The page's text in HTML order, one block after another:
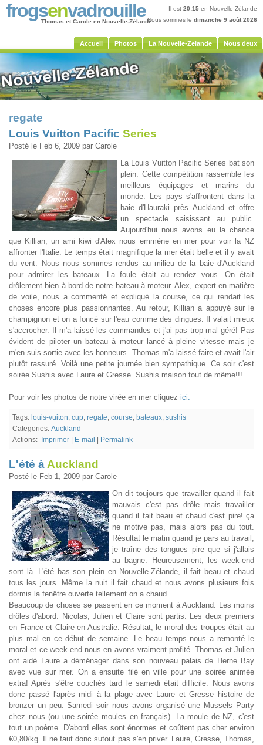
frogsenvadrouille
Thomas et Carole en Nouvelle-Zélande
Il est 20:15 en Nouvelle-Zélande
Nous sommes le dimanche 9 août 2026
Accueil Photos La Nouvelle-Zelande Nous deux
regate
Louis Vuitton Pacific Series
Posté le Feb 6, 2009 par Carole
La Louis Vuitton Pacific Series bat son
plein. Cette compétition rassemble les
meilleurs équipages et marins du
monde. Les pays s'affrontent dans la
baie d'Hauraki près Auckland et offre
un spectacle saisissant au public.
Aujourd'hui nous avons eu la chance
que Killian, un ami kiwi d'Alex nous emmène en mer pour voir la NZ
affronter l'Italie. Le temps était magnifique la mer était belle et il y avait
du vent. Nous nous sommes rendus au milieu de la baie d'Auckland
pour admirer les bateaux. La foule était au rendez vous. On était
drôlement bien à bord de notre bateau à moteur. Alex, expert en matière
de voile, nous a commenté et expliqué la course, ce qui rendait les
choses encore plus passionnantes. Au retour, Killian a appuyé sur le
champignon et on a foncé sur l'eau comme des dingues. Il valait mieux
s'accrocher. Il m'a laissé les commandes et j'ai pas trop mal géré! Pas
évident de piloter un bateau à moteur lancé à pleine vitesse mais je
m'en suis sortie avec les honneurs. Thomas m'a laissé faire et avait l'air
plutôt rassuré. Voilà une petite journée bien sympathique. Ce soir c'est
soirée Sushis avec Laure et Gresse. Sushis maison tout de même!!!
Pour voir les photos de notre virée en mer cliquez ici.
Tags: louis-vuiton cup regate course bateaux sushis
Categories: Auckland
Actions:
Imprimer E-mail Permalink
L'été à Auckland
Posté le Feb 1, 2009 par Carole
On dit toujours que travailler quand il fait
mauvais c'est pas drôle mais travailler
quand il fait beau et chaud c'est pire! ça
ne motive pas, mais alors pas du tout.
Résultat le matin quand je pars au travail,
je traîne des tongues pire que si j'allais
au bagne. Heureusement, les week-end
sont là. L'été bas son plein en Nouvelle-Zélande, il fait beau et chaud
tous les jours. Même la nuit il fait chaud et nous avons plusieurs fois
dormis la fenêtre ouverte tellement on a chaud.
Beaucoup de choses se passent en ce moment à Auckland. Les moins
drôles d'abord: Nicolas, Julien et Claire sont partis. Les deux premiers
en France et Claire en Australie. Résultat, le moral des troupes était au
plus mal en ce début de semaine. Le beau temps nous a remonté le
moral et ce week-end nous en avons vraiment profité. Thomas et Julien
ont aidé Laure a déménager dans son nouveau palais de Herne Bay
avec vue sur mer. On a ensuite filé en ville pour une soirée animée
extra! Après s'être couchés tard le samedi était difficile. Nous avons
donc passé l'après midi à la plage avec Laure et Gresse histoire de
bronzer un peu. Samedi soir nous avons organisé une Mussels Party
chez nous (ou une soirée moules en français). La moule de NZ, c'est
tout un poème. D'abord elles sont énormes et coûtent pas cher environ
€0,80/kg. Il ne faut donc sutout pas s'en priver. Laure, Gresse, Thomas,